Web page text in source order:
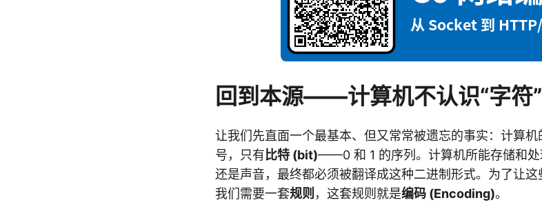
回到本源——计算机不认识“字符
让我们先直面一个最基本、但又常常被遗忘的事实：计算
号，只有 比特 (bit)——0 和 1 的序列。计算机所能存储和处
还是声音，最终都必须被翻译成这种二进制形式。为了让这
我们需要一套规则 ，这套规则就是编码 (Encoding)。